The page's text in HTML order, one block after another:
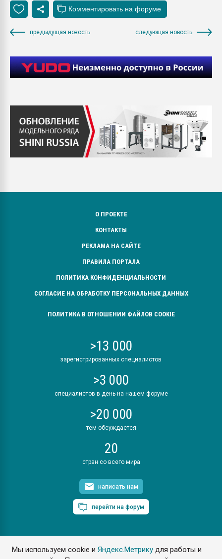
Мы используем cookie иЯндекс.Метрику для работы и
предыдущая новость следующая новость
О ПРОЕКТЕ
КОНТАКТЫ
РЕКЛАМА НА САЙТЕ
ПРАВИЛА ПОРТАЛА
ПОЛИТИКА КОНФИДЕНЦИАЛЬНОСТИ
СОГЛАСИЕ НА ОБРАБОТКУ ПЕРСОНАЛЬНЫХ ДАННЫХ
ПОЛИТИКА В ОТНОШЕНИИ ФАЙЛОВ COOKIE
>13 000
зарегистрированных специалистов
>3 000
специалистов в день на нашем форуме
>20 000
тем обсуждается
20
стран со всего мира
написать нам
перейти на форум
ПластЭксперт © 2006. Все права защищены